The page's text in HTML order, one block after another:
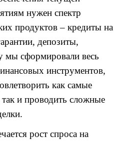
нужен спектр
продуктов – кредиты на
депозиты,
мы сформировали весь
инструментов,
как самые
и проводить сложные
рост спроса на